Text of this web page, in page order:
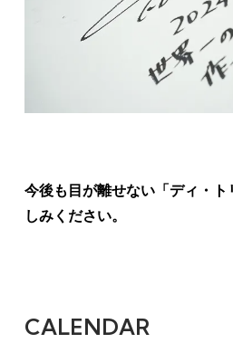
今後も目が離せない「ディ・
しみください。
CALENDAR